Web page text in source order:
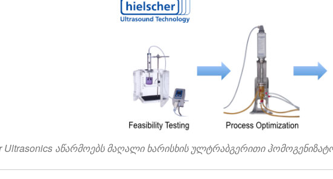
Ultrasonics აწარმოებს მაღალი ხარისხის ულტრაბგერითი